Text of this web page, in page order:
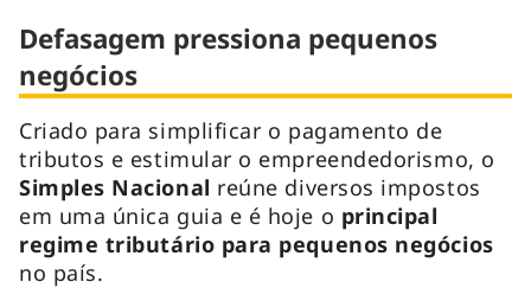
Defasagem pressiona pequenos
negócios
Criado para simplificar o pagamento de
tributos e estimular o empreendedorismo, o
Simples Nacional reúne diversos impostos
em uma única guia e é hoje o principal
regime tributário para pequenos negócios
no país.